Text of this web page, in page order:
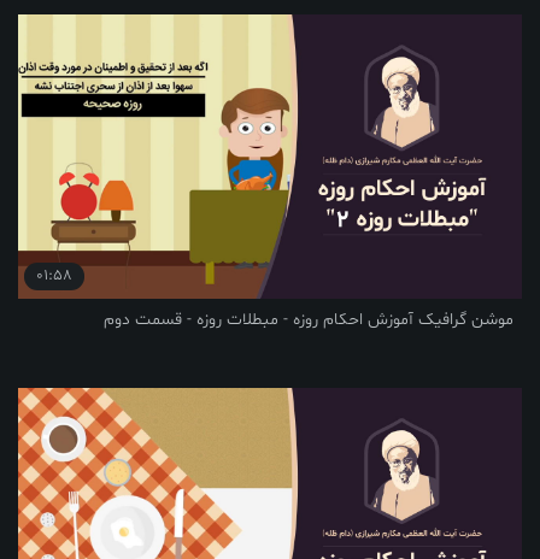
01:58
موشن گرافیک آموزش احکام روزه - مبطلات روزه - قسمت دوم